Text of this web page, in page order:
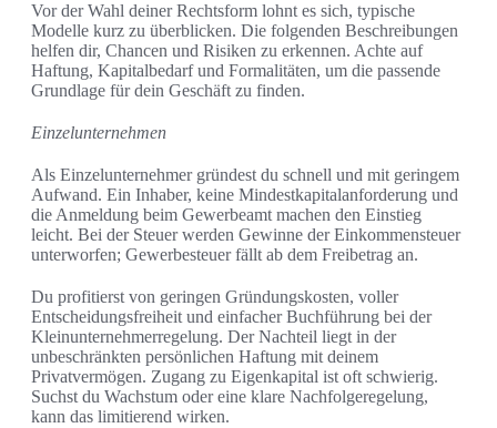
Vor der Wahl deiner Rechtsform lohnt es sich, typische
Modelle kurz zu überblicken. Die folgenden Beschreibungen
helfen dir, Chancen und Risiken zu erkennen. Achte auf
Haftung, Kapitalbedarf und Formalitäten, um die passende
Grundlage für dein Geschäft zu finden.
Einzelunternehmen
Als Einzelunternehmer gründest du schnell und mit geringem
Aufwand. Ein Inhaber, keine Mindestkapitalanforderung und
die Anmeldung beim Gewerbeamt machen den Einstieg
leicht. Bei der Steuer werden Gewinne der Einkommensteuer
unterworfen; Gewerbesteuer fällt ab dem Freibetrag an.
Du profitierst von geringen Gründungskosten, voller
Entscheidungsfreiheit und einfacher Buchführung bei der
Kleinunternehmerregelung. Der Nachteil liegt in der
unbeschränkten persönlichen Haftung mit deinem
Privatvermögen. Zugang zu Eigenkapital ist oft schwierig.
Suchst du Wachstum oder eine klare Nachfolgeregelung,
kann das limitierend wirken.